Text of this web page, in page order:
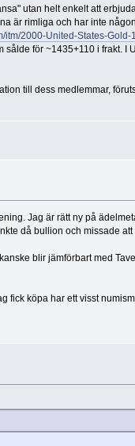
utan helt enkelt att
är rimliga och har inte
itm/2000-United-States-
sålde för ~1435+110 i frakt. I
till dess medlemmar,
Jag är rätt ny på
då bullion och missade
blir jämförbart med
fick köpa har ett visst